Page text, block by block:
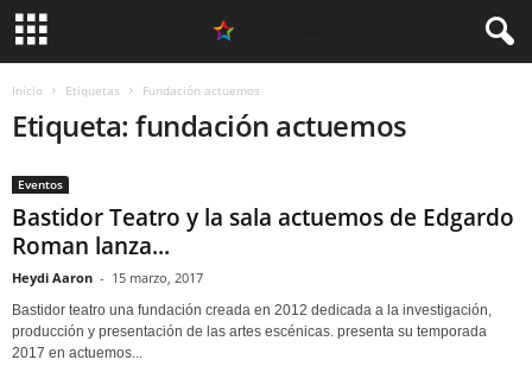
Inicio Etiquetas Fundación actuemos
Etiqueta: fundación actuemos
Eventos
Bastidor Teatro y la sala actuemos de Edgardo
Roman lanza...
Heydi Aaron - 15 marzo, 2017
Bastidor teatro una fundación creada en 2012 dedicada a la investigación,
producción y presentación de las artes escénicas. presenta su temporada
2017 en actuemos...